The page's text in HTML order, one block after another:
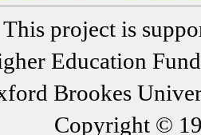
This project is
Education
Brookes
Copyright ©